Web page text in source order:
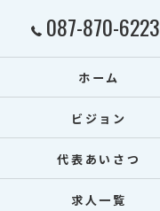
087-870-6223
ホーム
ビジョン
代表あいさつ
求人一覧